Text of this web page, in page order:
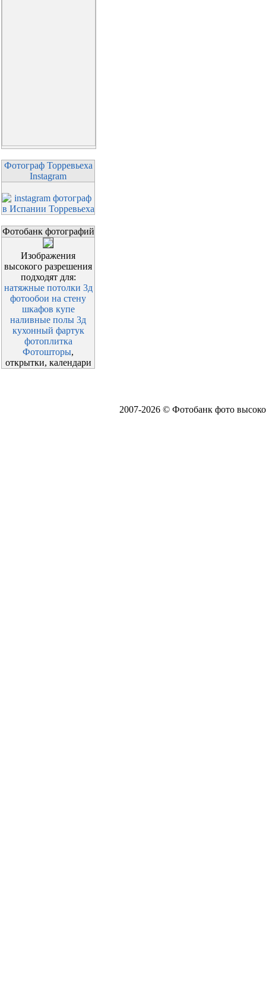
Фотограф Торревьеха
Instagram
Фотобанк фотографий
Изображения
высокого разрешения
подходят для:
натяжные потолки 3д
фотообои на стену
шкафов купе
наливные полы 3д
кухонный фартук
фотоплитка
Фотошторы,
открытки, календари
2007-2026 © Фотобанк фото